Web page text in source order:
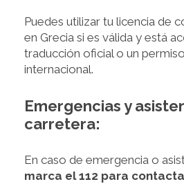
Puedes utilizar tu licencia de
en Grecia si es válida y está
traducción oficial o un
internacional.
Emergencias y
carretera:
En caso de emergencia o
marca el 112 para